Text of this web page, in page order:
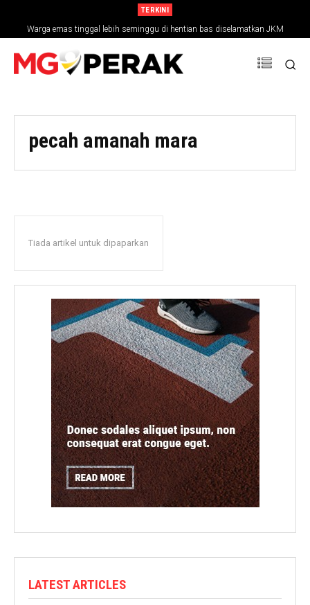
TERKINI
Warga emas tinggal lebih seminggu di hentian bas diselamatkan JKM
pecah amanah mara
Tiada artikel untuk dipaparkan
LATEST ARTICLES